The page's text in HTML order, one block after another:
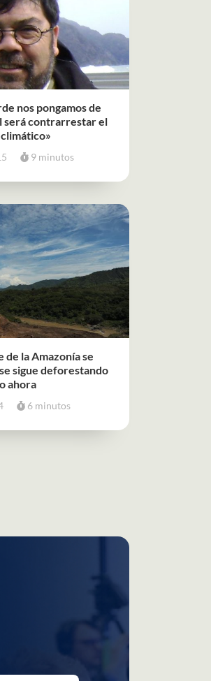
nos pongamos de
será contrarrestar el
9 minutos
de la Amazonía se
sigue deforestando
ahora
6 minutos